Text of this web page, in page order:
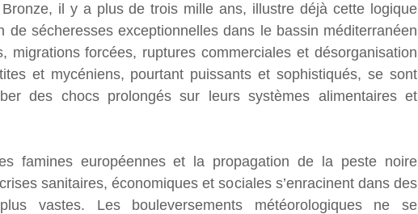
Bronze, il y a plus de trois mille ans, illustre déjà cette logique
de sécheresses exceptionnelles dans le bassin méditerranéen
migrations forcées, ruptures commerciales et désorganisation
et mycéniens, pourtant puissants et sophistiqués, se sont
des chocs prolongés sur leurs systèmes alimentaires et
famines européennes et la propagation de la peste noire
sanitaires, économiques et sociales s’enracinent dans des
vastes. Les bouleversements météorologiques ne se